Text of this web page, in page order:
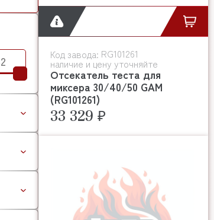
Код завода: RG101261
наличие и цену уточняйте
Отсекатель теста для
миксера 30/40/50 GAM
(RG101261)
33 329 ₽